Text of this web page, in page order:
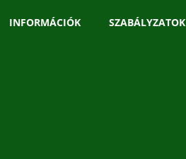
INFORMÁCIÓK SZABÁLYZATOK